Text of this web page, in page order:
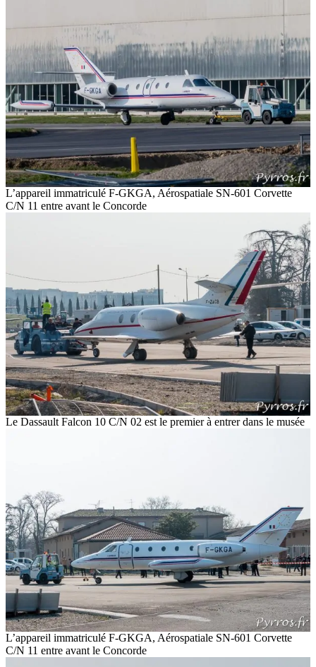
L’appareil immatriculé F-GKGA, Aérospatiale SN-601 Corvette
C/N 11 entre avant le Concorde
Le Dassault Falcon 10 C/N 02 est le premier à entrer dans le musée
L’appareil immatriculé F-GKGA, Aérospatiale SN-601 Corvette
C/N 11 entre avant le Concorde